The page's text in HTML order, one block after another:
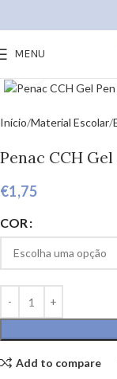
MENU
Início Material Escolar
Penac CCH Gel
€1,75
COR
Add to compare